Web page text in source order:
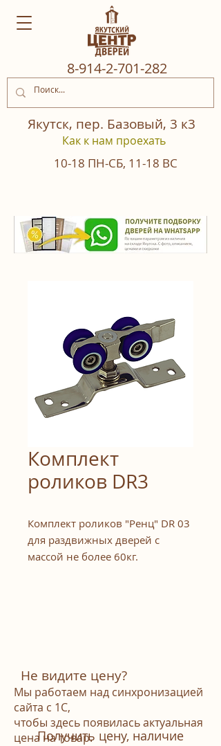
8‒914‒2‒701‒282
Якутск, пер. Базовый, 3 к3
Как к нам проехать
10-18 ПН-СБ, 11-18 ВС
Комплект
роликов DR3
Комплект роликов "Ренц" DR 03
для раздвижных дверей с
массой не более 60кг.
Не видите цену?
Мы работаем над синхронизацией
сайта с 1С,
чтобы здесь появилась актуальная
цена на товар.
Получить цену, наличие